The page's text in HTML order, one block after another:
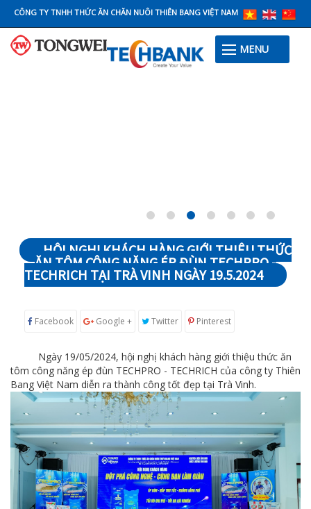
CÔNG TY TNHH THỨC ĂN CHĂN NUÔI THIÊN BANG VIỆT NAM
MENU
HỘI NGHỊ KHÁCH HÀNG GIỚI THIỆU THỨC
ĂN TÔM CÔNG NĂNG ÉP ĐÙN TECHPRO -
TECHRICH TẠI TRÀ VINH NGÀY 19.5.2024
Facebook Google + Twitter Pinterest
Ngày 19/05/2024, hội nghị khách hàng giới thiệu thức ăn
tôm công năng ép đùn TECHPRO - TECHRICH của công ty Thiên
Bang Việt Nam diễn ra thành công tốt đẹp tại Trà Vinh.